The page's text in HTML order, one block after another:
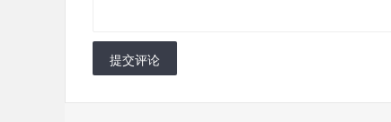
提交评论